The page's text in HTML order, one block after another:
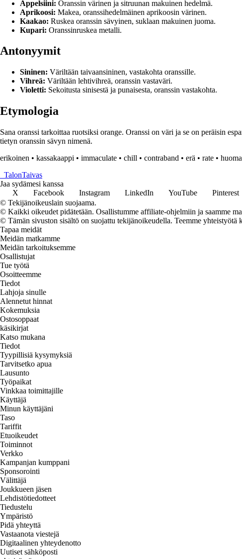
Appelsiini: Oranssin värinen ja sitruunan makuinen hedelmä.
Aprikoosi: Makea, oranssihedelmäinen aprikoosin värinen.
Kaakao: Ruskea oranssin sävyinen, suklaan makuinen juoma.
Kupari: Oranssinruskea metalli.
Antonyymit
Sininen: Väriltään taivaansininen, vastakohta oranssille.
Vihreä: Väriltään lehtivihreä, oranssin vastaväri.
Violetti: Sekoitusta sinisestä ja punaisesta, oranssin vastakohta.
Etymologia
Sana oranssi tarkoittaa ruotsiksi orange. Oranssi on väri ja se on peräisin
tietyn oranssin sävyn nimenä.
erikoinen • kassakaappi • immaculate • chill • contraband • erä • rate •
TalonTaivas
Jaa sydämesi kanssa
X
Facebook Instagram LinkedIn YouTube Pinterest
© Tekijänoikeuslain suojaama.
© Kaikki oikeudet pidätetään. Osallistumme affiliate-ohjelmiin ja saamme
© Tämän sivuston sisältö on suojattu tekijänoikeudella. Teemme
Tapaa meidät
Meidän matkamme
Meidän tarkoituksemme
Osallistujat
Tue työtä
Osoitteemme
Tiedot
Lahjoja sinulle
Alennetut hinnat
Kokemuksia
Ostosoppaat
käsikirjat
Katso mukana
Tiedot
Tyypillisiä kysymyksiä
Tarvitsetko apua
Lausunto
Työpaikat
Vinkkaa toimittajille
Käyttäjä
Minun käyttäjäni
Taso
Tariffit
Etuoikeudet
Toiminnot
Verkko
Kampanjan kumppani
Sponsorointi
Välittäjä
Joukkueen jäsen
Lehdistötiedotteet
Tiedustelu
Ympäristö
Pidä yhteyttä
Vastaanota viestejä
Digitaalinen yhteydenotto
Uutiset sähköposti